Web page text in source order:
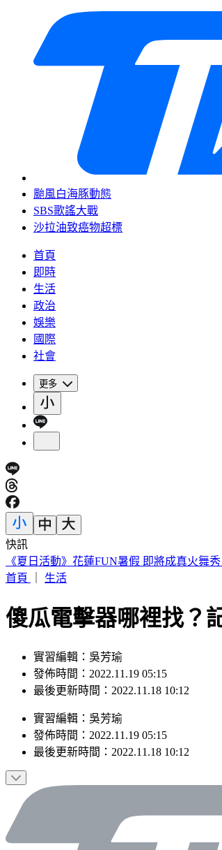
颱風白海豚動態
SBS歌謠大戰
沙拉油致癌物超標
首頁
即時
生活
政治
娛樂
國際
社會
更多
快訊
188萬《龍藏經》賣掉了！大戶不甩7折 店
首頁
生活
傻瓜電擊器哪裡找？
實習編輯：吳芳瑜
發佈時間：2022.11.19 05:15
最後更新時間：2022.11.18 10:12
實習編輯 ： 吳芳瑜
發佈時間： 2022.11.19 05:15
最後更新時間： 2022.11.18 10:12